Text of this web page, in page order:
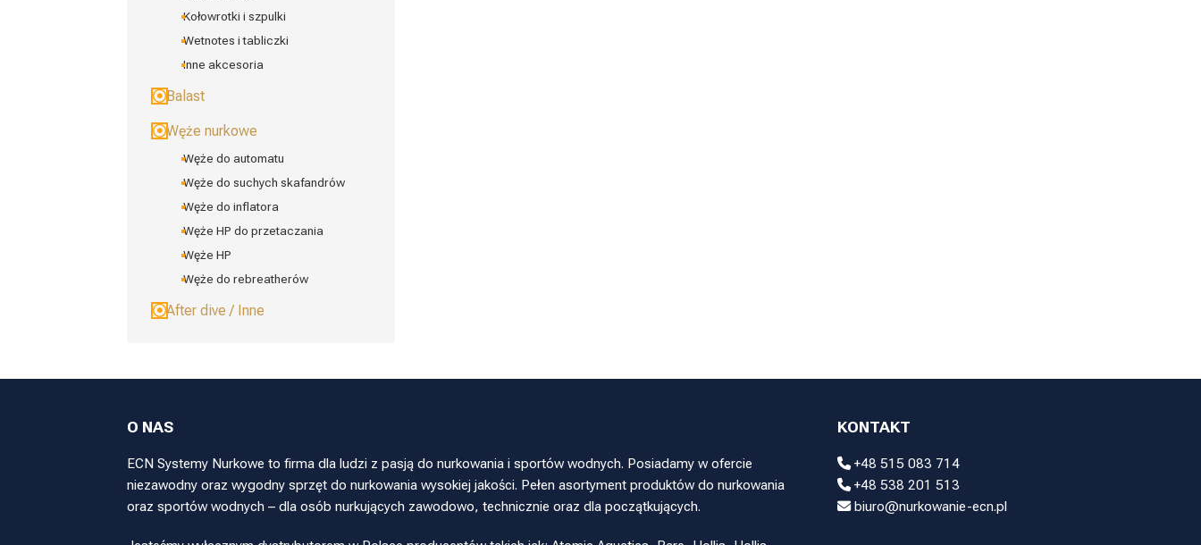
Kołowrotki i szpulki
Wetnotes i tabliczki
Inne akcesoria
Balast
Węże nurkowe
Węże do automatu
Węże do suchych skafandrów
Węże do inflatora
Węże HP do przetaczania
Węże HP
Węże do rebreatherów
After dive / Inne
O NAS
ECN Systemy Nurkowe to firma dla ludzi z pasją do nurkowania i sportów wodnych. Posiadamy w ofercie
niezawodny oraz wygodny sprzęt do nurkowania wysokiej jakości. Pełen asortyment produktów do nurkowania
oraz sportów wodnych – dla osób nurkujących zawodowo, technicznie oraz dla początkujących.
KONTAKT
+48 515 083 714
+48 538 201 513
biuro@nurkowanie-ecn.pl